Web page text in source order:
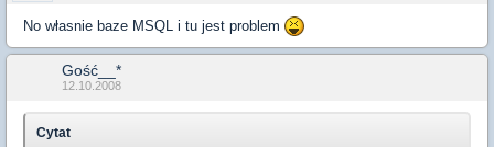
No własnie baze MSQL i tu jest problem
Gość__*
12.10.2008
Cytat